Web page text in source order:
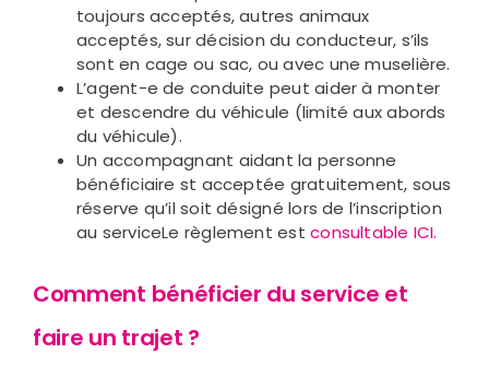
toujours acceptés, autres animaux
acceptés, sur décision du conducteur, s’ils
sont en cage ou sac, ou avec une muselière.
L’agent-e de conduite peut aider à monter
et descendre du véhicule (limité aux abords
du véhicule).
Un accompagnant aidant la personne
bénéficiaire st acceptée gratuitement, sous
réserve qu’il soit désigné lors de l’inscription
au serviceLe règlement estconsultable ICI.
Comment bénéficier du service et
faire un trajet ?